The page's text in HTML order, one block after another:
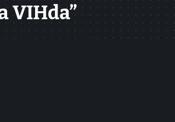
VIHda”